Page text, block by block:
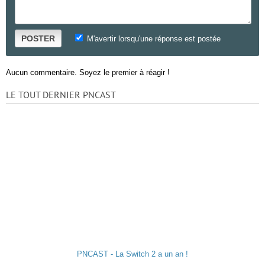
POSTER M'avertir lorsqu'une réponse est postée
Aucun commentaire. Soyez le premier à réagir !
LE TOUT DERNIER PNCAST
PNCAST - La Switch 2 a un an !